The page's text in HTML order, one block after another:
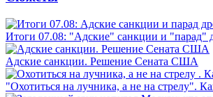
Итоги 07.08: "Адские" санкции и "парад"
Адские санкции. Решение Сената США
"Охотиться на лучника, а не на стрелу".